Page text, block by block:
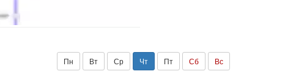
Пн Вт Ср Чт Пт Сб Вс